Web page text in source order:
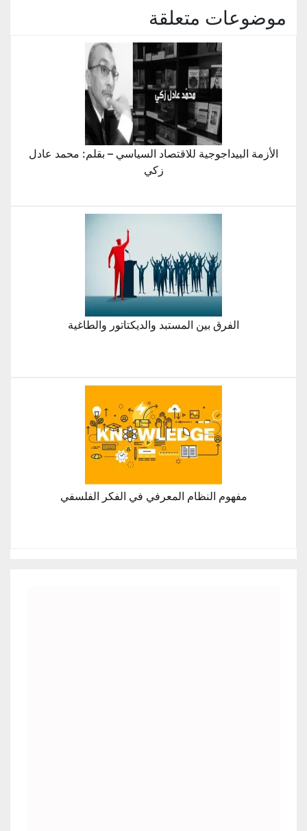
موضوعات متعلقة
الأزمة البيداجوجية للاقتصاد السياسي – بقلم: محمد عادل
زكي
الفرق بين المستبد والديكتاتور والطاغية
مفهوم النظام المعرفي في الفكر الفلسفي